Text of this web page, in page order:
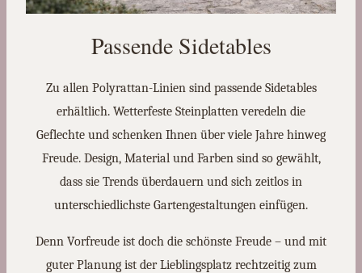
Passende Sidetables
Zu allen Polyrattan-Linien sind passende Sidetables
erhältlich. Wetterfeste Steinplatten veredeln die
Geflechte und schenken Ihnen über viele Jahre hinweg
Freude. Design, Material und Farben sind so gewählt,
dass sie Trends überdauern und sich zeitlos in
unterschiedlichste Gartengestaltungen einfügen.
Denn Vorfreude ist doch die schönste Freude – und mit
guter Planung ist der Lieblingsplatz rechtzeitig zum